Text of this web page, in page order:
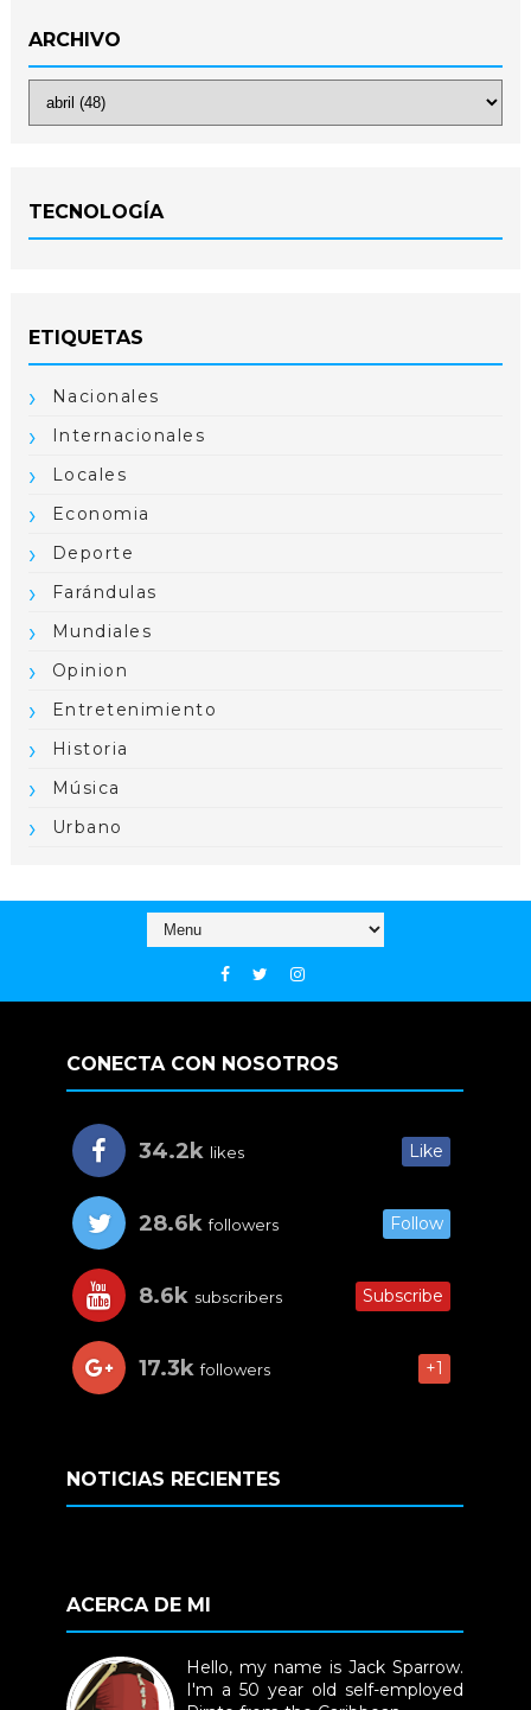
ARCHIVO
TECNOLOGÍA
ETIQUETAS
Nacionales
Internacionales
Locales
Economia
Deporte
Farándulas
Mundiales
Opinion
Entretenimiento
Historia
Música
Urbano
CONECTA CON NOSOTROS
34.2k likes Like
28.6k followers Follow
8.6k subscribers Subscribe
17.3k followers +1
NOTICIAS RECIENTES
ACERCA DE MI
Hello, my name is Jack Sparrow.
I'm a 50 year old self-employed